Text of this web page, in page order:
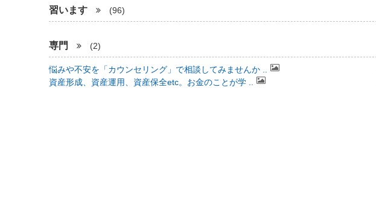
習います (96)
専門 (2)
悩みや不安を「カウンセリング」で相談してみませんか ..
資産形成、資産運用、資産保全etc。お金のことが学 ..